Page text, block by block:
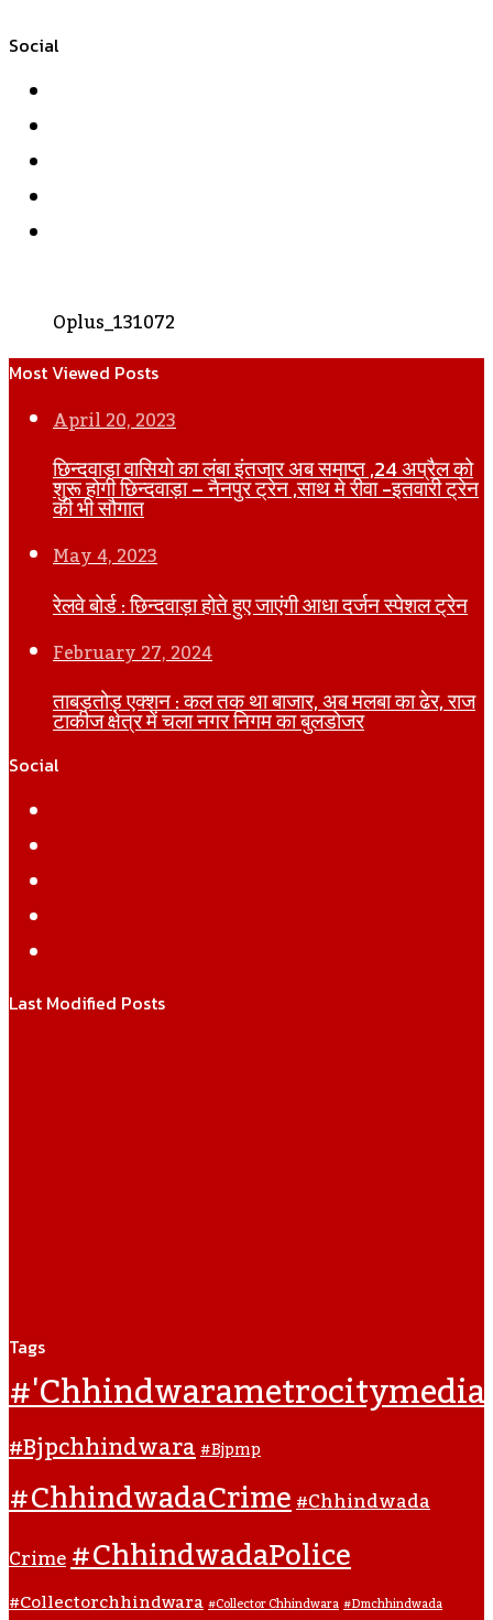
Social
Oplus_131072
Most Viewed Posts
April 20, 2023
छिन्दवाड़ा वासियो का लंबा इंतजार अब समाप्त ,24 अप्रैल को
शुरू होगी छिन्दवाड़ा – नैनपुर ट्रेन ,साथ मे रीवा -इतवारी ट्रेन
की भी सौगात
May 4, 2023
रेलवे बोर्ड : छिन्दवाड़ा होते हुए जाएंगी आधा दर्जन स्पेशल ट्रेन
February 27, 2024
ताबड़तोड़ एक्शन : कल तक था बाजार, अब मलबा का ढेर, राज
टाकीज क्षेत्र में चला नगर निगम का बुलडोजर
Social
Last Modified Posts
Tags
#'chhindwarametrocitymedia
#bjpchhindwara#bjpmp
#ChhindwadaCrime#Chhindwada
Crime#ChhindwadaPolice
#collectorchhindwara#collector Chhindwara#dmchhindwada